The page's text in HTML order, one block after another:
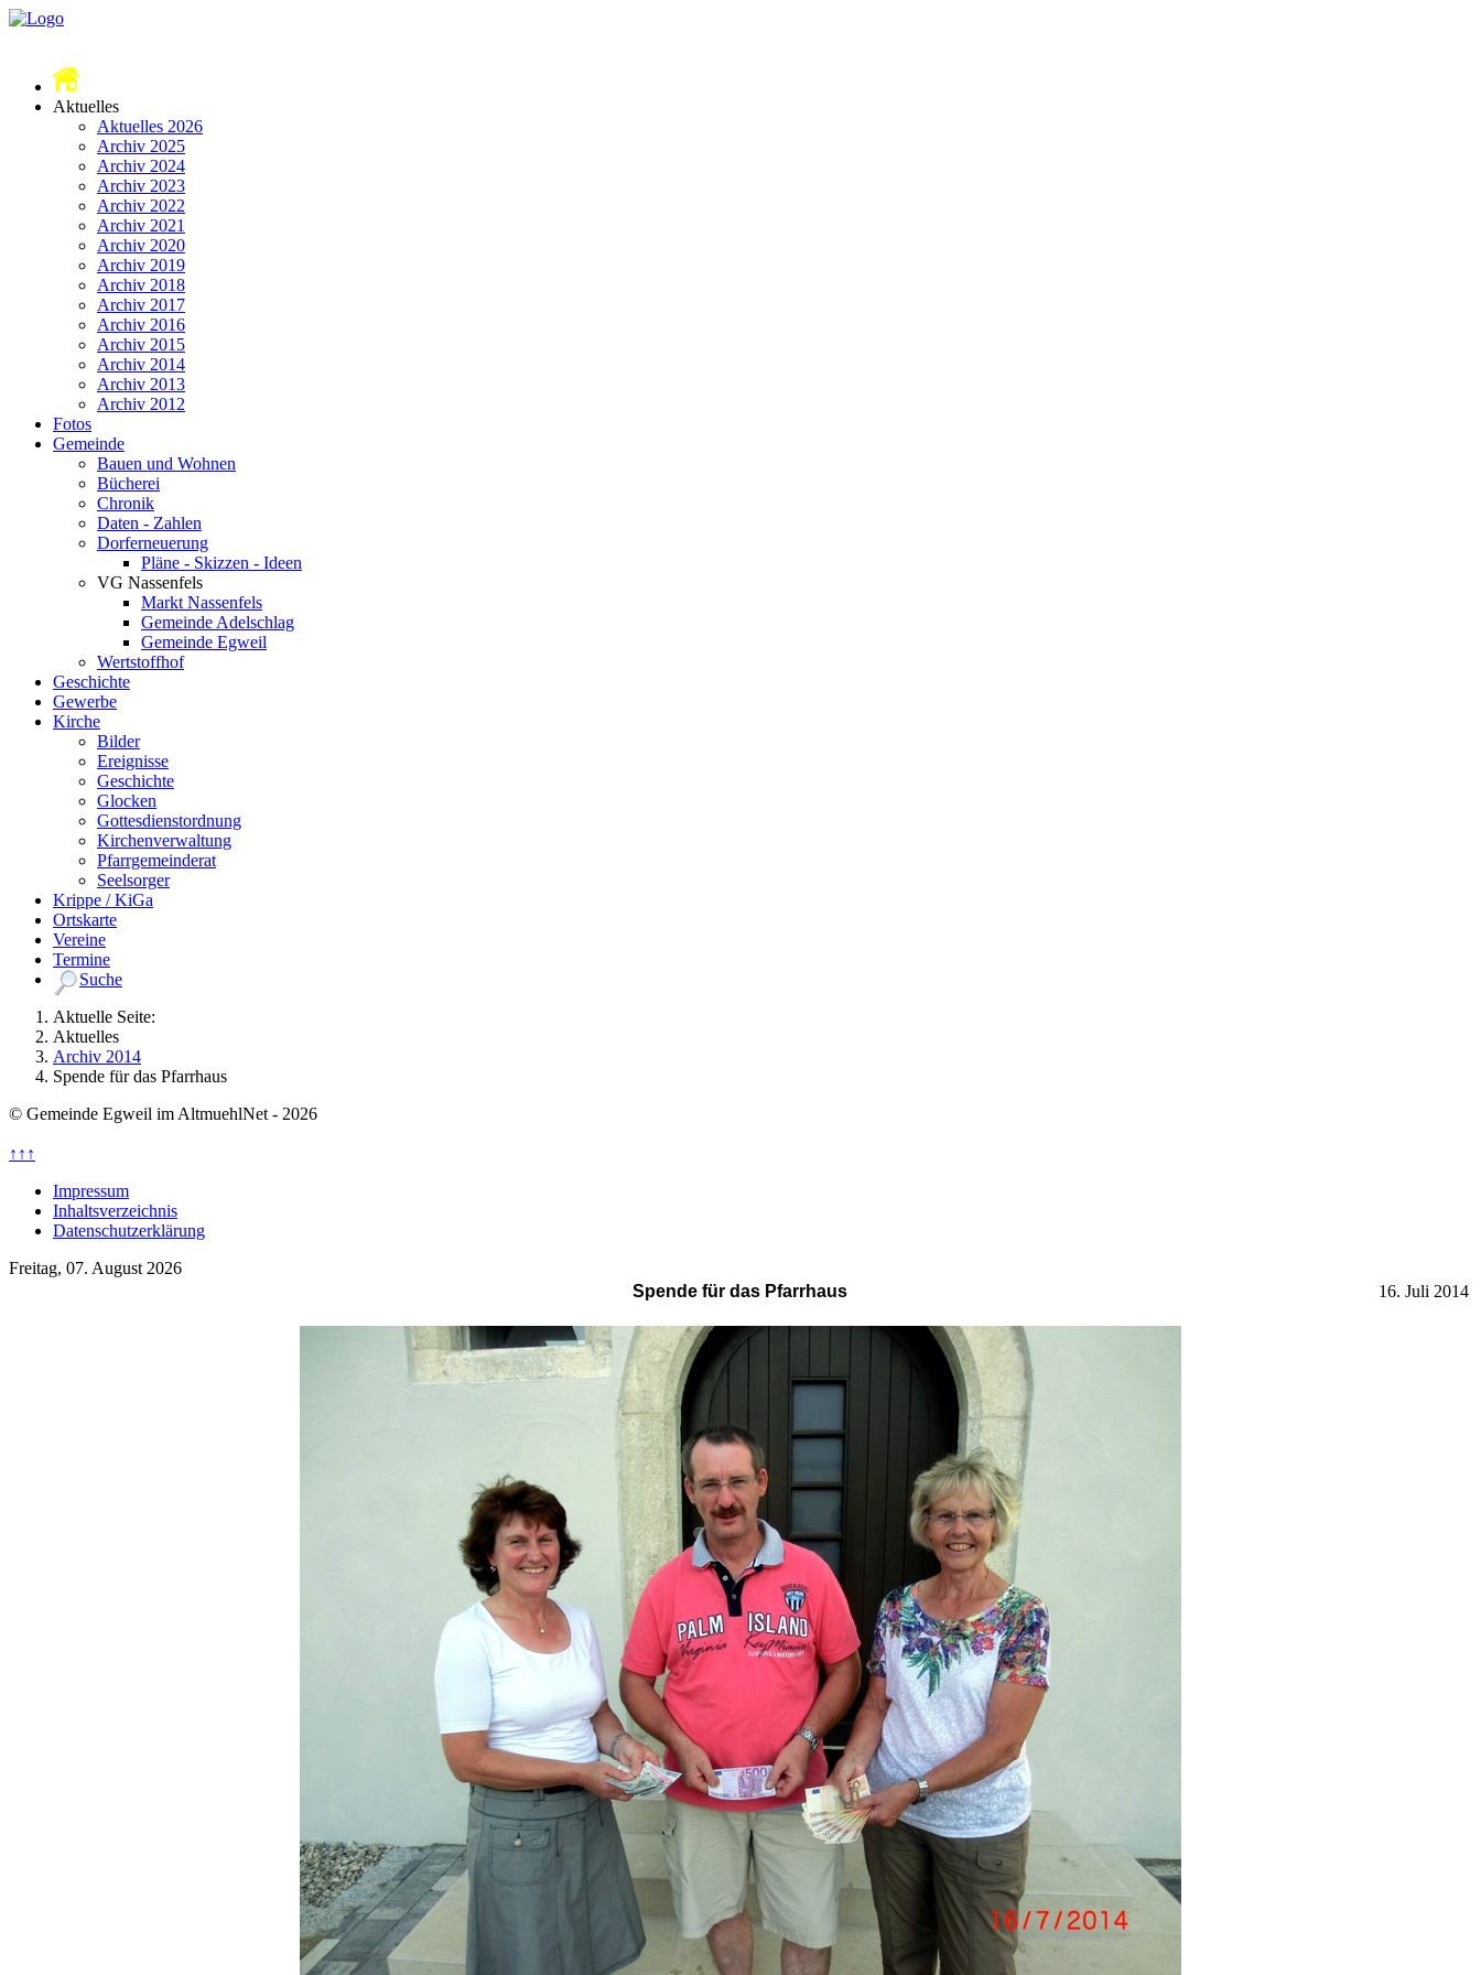
Aktuelles
Aktuelles 2026
Archiv 2025
Archiv 2024
Archiv 2023
Archiv 2022
Archiv 2021
Archiv 2020
Archiv 2019
Archiv 2018
Archiv 2017
Archiv 2016
Archiv 2015
Archiv 2014
Archiv 2013
Archiv 2012
Fotos
Gemeinde
Bauen und Wohnen
Bücherei
Chronik
Daten - Zahlen
Dorferneuerung
Pläne - Skizzen - Ideen
VG Nassenfels
Markt Nassenfels
Gemeinde Adelschlag
Gemeinde Egweil
Wertstoffhof
Geschichte
Gewerbe
Kirche
Bilder
Ereignisse
Geschichte
Glocken
Gottesdienstordnung
Kirchenverwaltung
Pfarrgemeinderat
Seelsorger
Krippe / KiGa
Ortskarte
Vereine
Termine
Suche
Aktuelle Seite:
Aktuelles
Archiv 2014
Spende für das Pfarrhaus
© Gemeinde Egweil im AltmuehlNet - 2026
↑↑↑
Impressum
Inhaltsverzeichnis
Datenschutzerklärung
Freitag, 07. August 2026
Spende für das Pfarrhaus
16. Juli 2014